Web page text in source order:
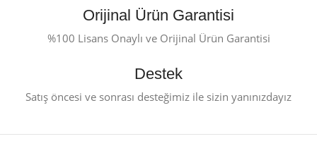
Orijinal Ürün Garantisi
%100 Lisans Onaylı ve Orijinal Ürün Garantisi
Destek
Satış öncesi ve sonrası desteğimiz ile sizin yanınızdayız